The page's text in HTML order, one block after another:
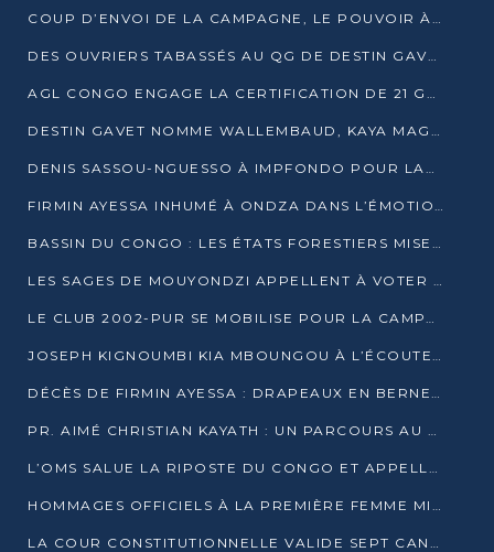
COUP D’ENVOI DE LA CAMPAGNE, LE POUVOIR À POINTE-NOIRE, L’OPPOSITION À OUESSO ET SIBITI
DES OUVRIERS TABASSÉS AU QG DE DESTIN GAVET À 24 HEURES DE L’OUVERTURE DE LA CAMPAGNE
AGL CONGO ENGAGE LA CERTIFICATION DE 21 GRUTIERS AUX NORMES INTERNATIONALES
DESTIN GAVET NOMME WALLEMBAUD, KAYA MAGANE, BOUDZIKA ET MBOUSSA-ELLAH AUX COMMANDES DE SA CAMPAGNE
DENIS SASSOU-NGUESSO À IMPFONDO POUR LANCER LE CORRIDOR 13
FIRMIN AYESSA INHUMÉ À ONDZA DANS L’ÉMOTION ET LE RECUEILLEMENT
BASSIN DU CONGO : LES ÉTATS FORESTIERS MISENT SUR LES MARCHÉS CARBONE
LES SAGES DE MOUYONDZI APPELLENT À VOTER DENIS SASSOU-NGUESSO
LE CLUB 2002-PUR SE MOBILISE POUR LA CAMPAGNE
JOSEPH KIGNOUMBI KIA MBOUNGOU À L’ÉCOUTE DE TALANGAÏ
DÉCÈS DE FIRMIN AYESSA : DRAPEAUX EN BERNE LUNDI
PR. AIMÉ CHRISTIAN KAYATH : UN PARCOURS AU SERVICE DE LA RECHERCHE ET DE L’INNOVATION
L’OMS SALUE LA RIPOSTE DU CONGO ET APPELLE À DES RÉFORMES DURABLES
HOMMAGES OFFICIELS À LA PREMIÈRE FEMME MINISTRE DU CONGO
LA COUR CONSTITUTIONNELLE VALIDE SEPT CANDIDATURES POUR LA PRÉSIDENTIELLE